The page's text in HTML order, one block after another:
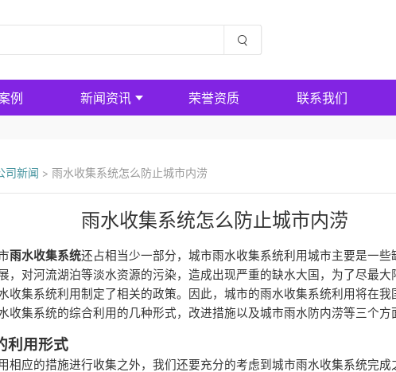
例 新闻资讯 荣誉资质 联系我们
司新闻 > 雨水收集系统怎么防止城市内涝
雨水收集系统怎么防止城市内涝
雨水收集系统还占相当少一部分，城市雨水收集系统利用城市主要是一些
，对河流湖泊等淡水资源的污染，造成出现严重的缺水大国，为了尽最大
收集系统利用制定了相关的政策。因此，城市的雨水收集系统利用将在我
收集系统的综合利用的几种形式，改进措施以及城市雨水防内涝等三个方
利用形式
相应的措施进行收集之外，我们还要充分的考虑到城市雨水收集系统完成